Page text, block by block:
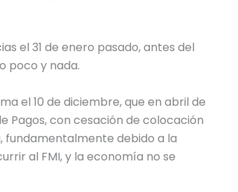
el 31 de enero pasado, antes del
poco y nada.
el 10 de diciembre, que en abril de
Pagos, con cesación de colocación
fundamentalmente debido a la
al FMI, y la economía no se